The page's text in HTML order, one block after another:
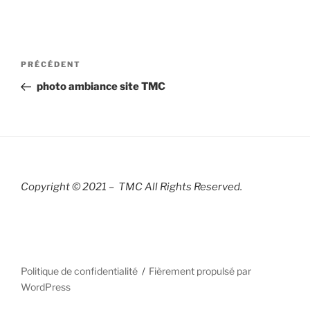
Navigation
l’article
Article
précédent
PRÉCÉDENT
photo ambiance site TMC
Copyright © 2021 – TMC All Rights Reserved.
Politique de confidentialité
Fièrement propulsé par
WordPress